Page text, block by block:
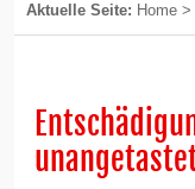
Aktuelle Seite: Home >